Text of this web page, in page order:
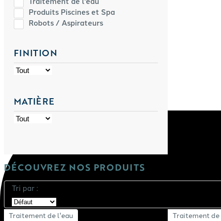
Produits Piscines et Spa
Robots / Aspirateurs
FINITION
MATIÈRE
DÉCOUVREZ NOS PRODUITS
Tri par :
Traitement de l'eau Traitement de